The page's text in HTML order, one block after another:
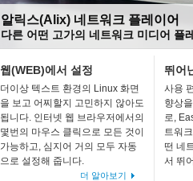
알릭스(Alix) 네트워크 플레이어
다른 어떤 고가의 네트워크 미디어 플
웹(WEB)에서 설정
더이상 텍스트 환경의 Linux 화면
을 보고 어찌할지 고민하지 않아도
됩니다. 인터넷 웹 브라우저에서의
몇번의 마우스 클릭으로 모든 것이
가능하고, 심지어 거의 모두 자동
으로 설정해 줍니다.
더 알아보기
뛰어
사용
향상
로,
트워
떤 네
서 뛰